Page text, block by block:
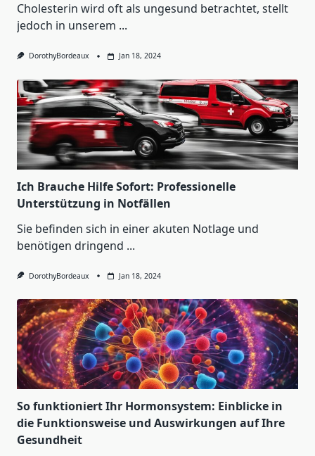
Cholesterin wird oft als ungesund betrachtet, stellt
jedoch in unserem ...
DorothyBordeaux Jan 18, 2024
Ich Brauche Hilfe Sofort: Professionelle
Unterstützung in Notfällen
Sie befinden sich in einer akuten Notlage und
benötigen dringend ...
DorothyBordeaux Jan 18, 2024
So funktioniert Ihr Hormonsystem: Einblicke in
die Funktionsweise und Auswirkungen auf Ihre
Gesundheit